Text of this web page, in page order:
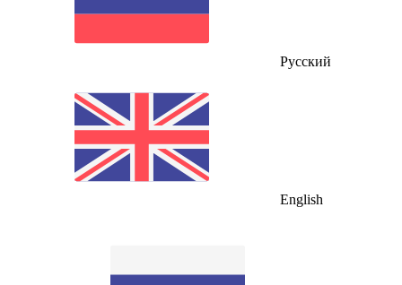
Русский
English